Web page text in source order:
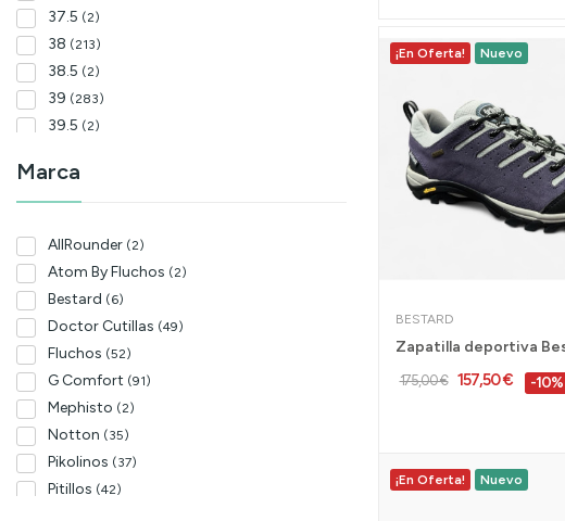
37.5 (2)
38 (213)
38.5 (2)
39 (283)
39.5 (2)
40(297)
40.5
Marca
AllRounder (2)
Atom By Fluchos (2)
Bestard (6)
Doctor Cutillas (49)
Fluchos (52)
G Comfort (91)
Mephisto (2)
Notton (35)
Pikolinos (37)
Pitillos (42)
¡En Oferta! Nuevo
BESTARD
175,00 € 157,50 € -10%
¡En Oferta! Nuevo